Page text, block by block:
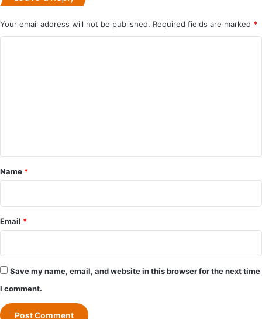
Your email address will not be published. Required fields are marked *
*
Name *
Email *
Save my name, email, and website in this browser for the next time
I comment.